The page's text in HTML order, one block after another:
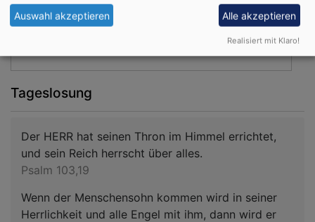
04.10.2026 Erntedankfest
Tageslosung
Der HERR hat seinen Thron im Himmel errichtet,
und sein Reich herrscht über alles.
Psalm 103,19
Wenn der Menschensohn kommen wird in seiner
Herrlichkeit und alle Engel mit ihm, dann wird er
Auswahl akzeptieren Alle akzeptieren
Realisiert mit Klaro!